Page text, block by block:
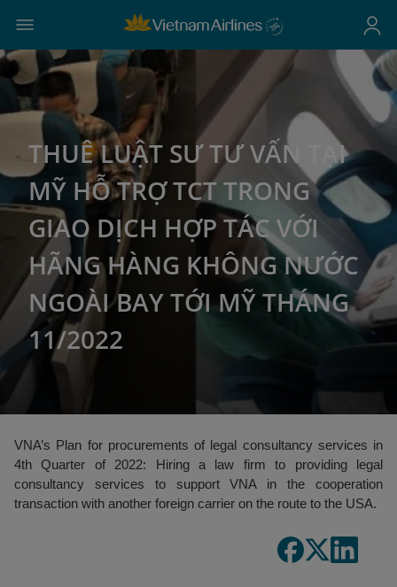
THUÊ LUẬT SƯ TƯ VẤN TẠI
MỸ HỖ TRỢ TCT TRONG
GIAO DỊCH HỢP TÁC VỚI
HÃNG HÀNG KHÔNG NƯỚC
NGOÀI BAY TỚI MỸ THÁNG
11/2022
VNA’s Plan for procurements of legal consultancy services in
4th Quarter of 2022: Hiring a law firm to providing legal
consultancy services to support VNA in the cooperation
transaction with another foreign carrier on the route to the USA.